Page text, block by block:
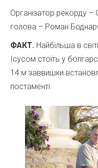
Організатор рекорду
голова – Роман
ФАКТ. Найбільша в
Ісусом стоїть у
14 м заввишки
постаменті.